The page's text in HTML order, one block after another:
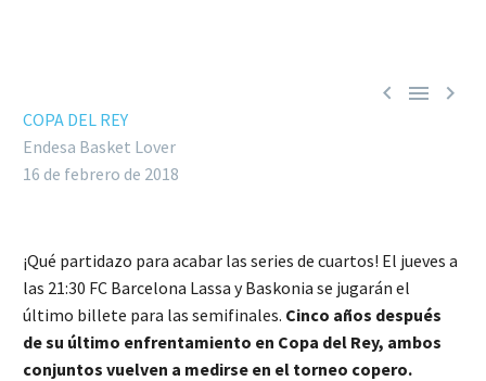
  
COPA DEL REY
Endesa Basket Lover
16 de febrero de 2018
¡Qué partidazo para acabar las series de cuartos! El jueves a
las 21:30 FC Barcelona Lassa y Baskonia se jugarán el
último billete para las semifinales. Cinco años después
de su último enfrentamiento en Copa del Rey, ambos
conjuntos vuelven a medirse en el torneo copero.